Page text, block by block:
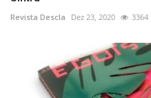
Revista Descla Dez 23, 2020 3364